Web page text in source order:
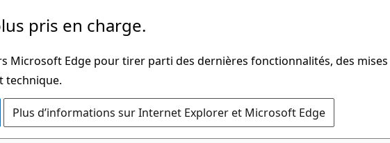
pris en charge.
Microsoft Edge pour tirer parti des dernières fonctionnalités, des mises
technique.
Plus d’informations sur Internet Explorer et Microsoft Edge